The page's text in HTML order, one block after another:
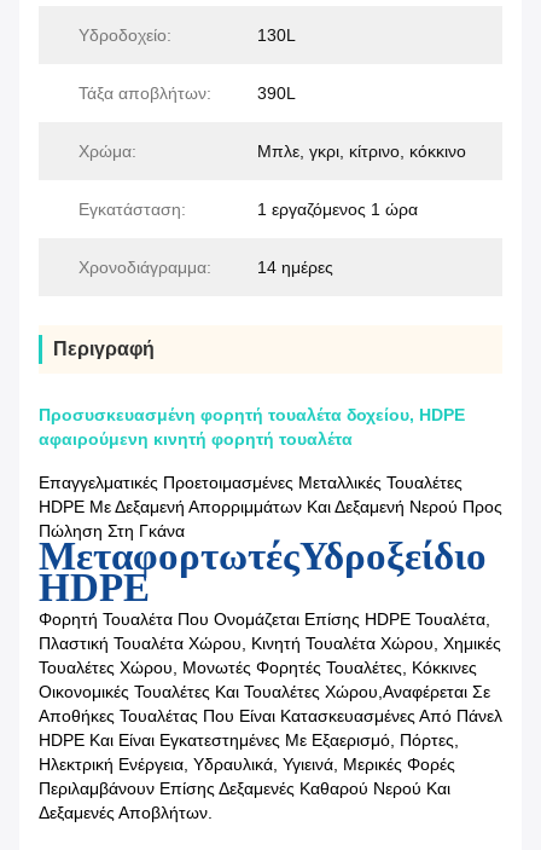
Υδροδοχείο: 130L
Τάξα αποβλήτων: 390L
Χρώμα: Μπλε, γκρι, κίτρινο, κόκκινο
Εγκατάσταση: 1 εργαζόμενος 1 ώρα
Χρονοδιάγραμμα: 14 ημέρες
Περιγραφή
Προσυσκευασμένη φορητή τουαλέτα δοχείου, HDPE
αφαιρούμενη κινητή φορητή τουαλέτα
Επαγγελματικές Προετοιμασμένες Μεταλλικές Τουαλέτες
HDPE Με Δεξαμενή Απορριμμάτων Και Δεξαμενή Νερού Προς
Πώληση Στη Γκάνα
ΜεταφορτωτέςΥδροξείδιο
HDPE
Φορητή Τουαλέτα Που Ονομάζεται Επίσης HDPE Τουαλέτα,
Πλαστική Τουαλέτα Χώρου, Κινητή Τουαλέτα Χώρου, Χημικές
Τουαλέτες Χώρου, Μονωτές Φορητές Τουαλέτες, Κόκκινες
Οικονομικές Τουαλέτες Και Τουαλέτες Χώρου,αναφέρεται Σε
Αποθήκες Τουαλέτας Που Είναι Κατασκευασμένες Από Πάνελ
HDPE Και Είναι Εγκατεστημένες Με Εξαερισμό, Πόρτες,
Ηλεκτρική Ενέργεια, Υδραυλικά, Υγιεινά, Μερικές Φορές
Περιλαμβάνουν Επίσης Δεξαμενές Καθαρού Νερού Και
Δεξαμενές Αποβλήτων.